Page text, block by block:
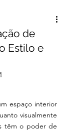
de
Estilo e
espaço interior
visualmente
têm o poder de